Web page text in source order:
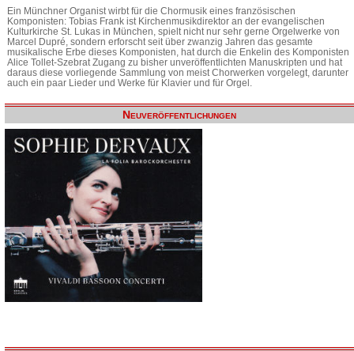
Ein Münchner Organist wirbt für die Chormusik eines französischen
Komponisten: Tobias Frank ist Kirchenmusikdirektor an der evangelischen
Kulturkirche St. Lukas in München, spielt nicht nur sehr gerne Orgelwerke von
Marcel Dupré, sondern erforscht seit über zwanzig Jahren das gesamte
musikalische Erbe dieses Komponisten, hat durch die Enkelin des Komponisten
Alice Tollet-Szebrat Zugang zu bisher unveröffentlichten Manuskripten und hat
daraus diese vorliegende Sammlung von meist Chorwerken vorgelegt, darunter
auch ein paar Lieder und Werke für Klavier und für Orgel.
Neuveröffentlichungen